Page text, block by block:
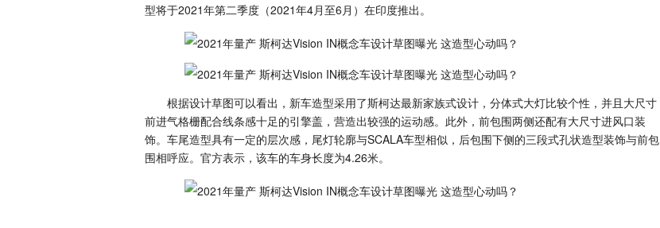
型将于2021年第二季度（2021年4月至6月）在印度推出。
根据设计草图可以看出，新车造型采用了斯柯达最新家族式设计，分体式大灯比较个性，并且大尺寸
前进气格栅配合线条感十足的引擎盖，营造出较强的运动感。此外，前包围两侧还配有大尺寸进风口装
饰。车尾造型具有一定的层次感，尾灯轮廓与SCALA车型相似，后包围下侧的三段式孔状造型装饰与前包
围相呼应。官方表示，该车的车身长度为4.26米。